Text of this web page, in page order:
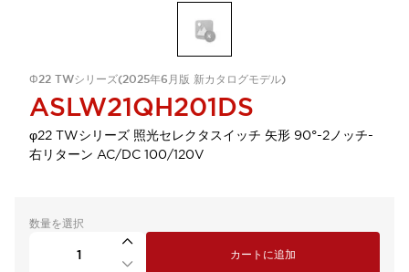
Φ22 TWシリーズ(2025年6月版 新カタログモデル)
ASLW21QH201DS
φ22 TWシリーズ 照光セレクタスイッチ 矢形 90°-2ノッチ-
右リターン AC/DC 100/120V
数量を選択
カートに追加